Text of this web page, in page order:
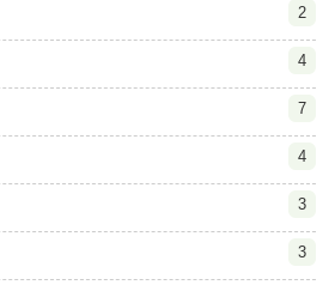
2
4
7
4
3
3